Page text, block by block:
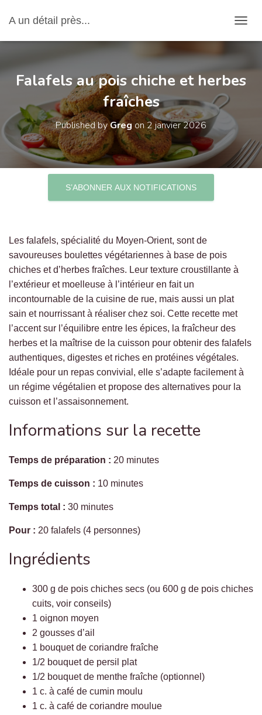
A un détail près...
Falafels au pois chiche et herbes
fraîches
Published byGreg on2 janvier 2026
S’ABONNER AUX NOTIFICATIONS
Les falafels, spécialité du Moyen-Orient, sont de
savoureuses boulettes végétariennes à base de pois
chiches et d’herbes fraîches. Leur texture croustillante à
l’extérieur et moelleuse à l’intérieur en fait un
incontournable de la cuisine de rue, mais aussi un plat
sain et nourrissant à réaliser chez soi. Cette recette met
l’accent sur l’équilibre entre les épices, la fraîcheur des
herbes et la maîtrise de la cuisson pour obtenir des falafels
authentiques, digestes et riches en protéines végétales.
Idéale pour un repas convivial, elle s’adapte facilement à
un régime végétalien et propose des alternatives pour la
cuisson et l’assaisonnement.
Informations sur la recette
Temps de préparation : 20 minutes
Temps de cuisson : 10 minutes
Temps total : 30 minutes
Pour : 20 falafels (4 personnes)
Ingrédients
300 g de pois chiches secs (ou 600 g de pois chiches
cuits, voir conseils)
1 oignon moyen
2 gousses d’ail
1 bouquet de coriandre fraîche
1/2 bouquet de persil plat
1/2 bouquet de menthe fraîche (optionnel)
1 c. à café de cumin moulu
1 c. à café de coriandre moulue